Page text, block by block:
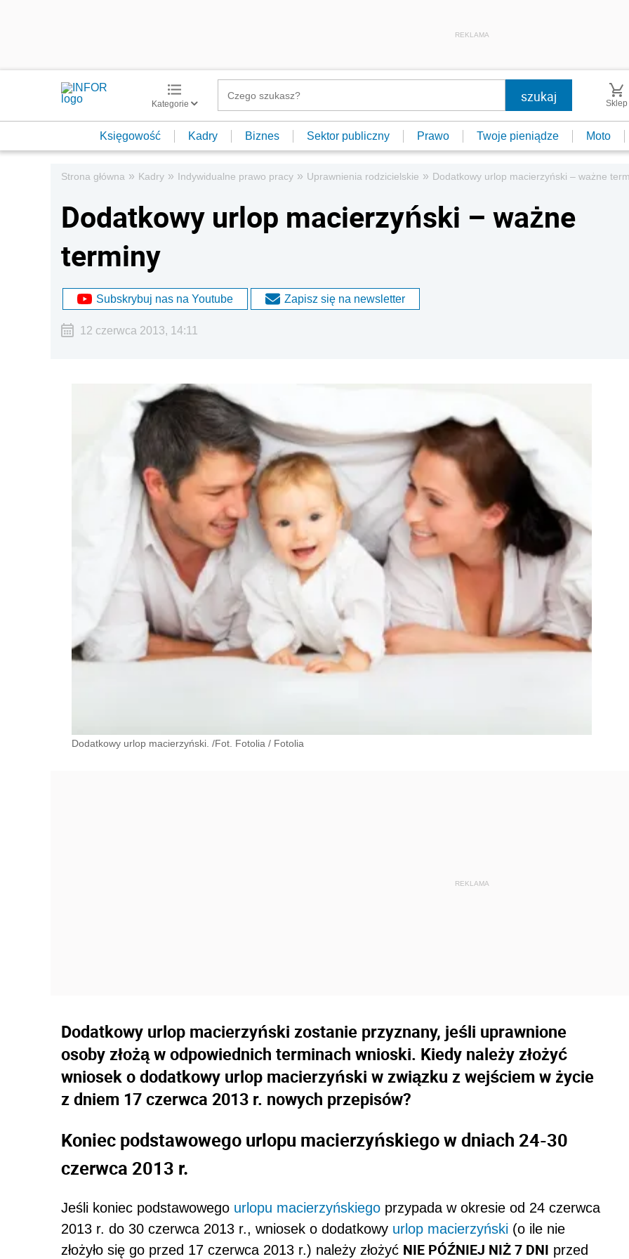
REKLAMA
Kategorie Sklep
Księgowość Kadry Biznes Sektor publiczny Prawo Twoje pieniądze Moto
Strona główna » Kadry » Indywidualne prawo pracy » Uprawnienia rodzicielskie » Dodatkowy urlop macierzyński – ważne
Dodatkowy urlop macierzyński – ważne
terminy
Subskrybuj nas na Youtube Zapisz się na newsletter
12 czerwca 2013, 14:11
Dodatkowy urlop macierzyński. /Fot. Fotolia / Fotolia
Dodatkowy urlop macierzyński zostanie przyznany, jeśli uprawnione
osoby złożą w odpowiednich terminach wnioski. Kiedy należy złożyć
wniosek o dodatkowy urlop macierzyński w związku z wejściem w życie
z dniem 17 czerwca 2013 r. nowych przepisów?
Koniec podstawowego urlopu macierzyńskiego w dniach 24-30
czerwca 2013 r.
Jeśli koniec podstawowego urlopu macierzyńskiego przypada w okresie od 24 czerwca
2013 r. do 30 czerwca 2013 r., wniosek o dodatkowy urlop macierzyński (o ile nie
złożyło się go przed 17 czerwca 2013 r.) należy złożyć NIE PÓŹNIEJ NIŻ 7 DNI przed